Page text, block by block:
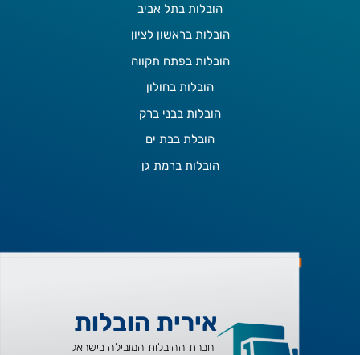
הובלות בתל אביב
הובלות בראשון לציון
הובלות בפתח תקווה
הובלות בחולון
הובלות בבני ברק
הובלת בבת ים
הובלות ברמת גן
אירית הובלות
חברת ההובלות המובילה בישראל